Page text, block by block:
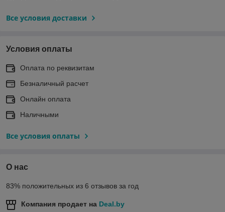
Все условия доставки
Условия оплаты
Оплата по реквизитам
Безналичный расчет
Онлайн оплата
Наличными
Все условия оплаты
О нас
83% положительных из 6 отзывов за год
Компания продает на Deal.by